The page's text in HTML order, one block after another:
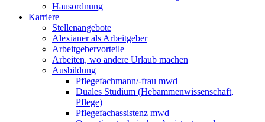
Hausordnung
Karriere
Stellenangebote
Alexianer als Arbeitgeber
Arbeitgebervorteile
Arbeiten, wo andere Urlaub machen
Ausbildung
Pflegefachmann/-frau mwd
Duales Studium (Hebammenwissenschaft,
Pflege)
Pflegefachassistenz mwd